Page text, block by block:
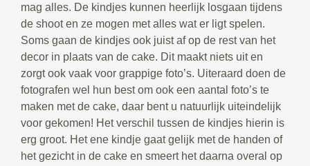
mag alles. De kindjes kunnen heerlijk losgaan tijdens
de shoot en ze mogen met alles wat er ligt spelen.
Soms gaan de kindjes ook juist af op de rest van het
decor in plaats van de cake. Dit maakt niets uit en
zorgt ook vaak voor grappige foto’s. Uiteraard doen de
fotografen wel hun best om ook een aantal foto’s te
maken met de cake, daar bent u natuurlijk uiteindelijk
voor gekomen! Het verschil tussen de kindjes hierin is
erg groot. Het ene kindje gaat gelijk met de handen of
het gezicht in de cake en smeert het daarna overal op